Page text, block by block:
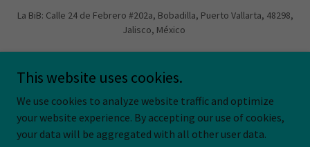
La BiB: Calle 24 de Febrero #202a, Bobadilla, Puerto Vallarta, 48298,
Jalisco, México
This website uses cookies.
We use cookies to analyze website traffic and optimize
your website experience. By accepting our use of cookies,
your data will be aggregated with all other user data.